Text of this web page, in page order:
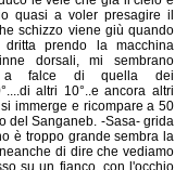
quasi a voler presagire il
schizzo viene giù quando
prendo la macchina
dorsali, mi sembrano
a falce di quella dei
altri 10°..e ancora altri
immerge e ricompare a 50
del Sanganeb. -Sasa- grida
è troppo grande sembra la
di dire che vediamo
su un fianco, con l'occhio